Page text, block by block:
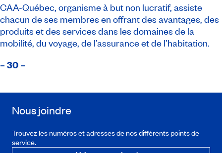
CAA-Québec, organisme à but non lucratif, assiste
chacun de ses membres en offrant des avantages, des
produits et des services dans les domaines de la
mobilité, du voyage, de l’assurance et de l’habitation.
– 30 –
Nous joindre
Trouvez les numéros et adresses de nos différents points de
service.